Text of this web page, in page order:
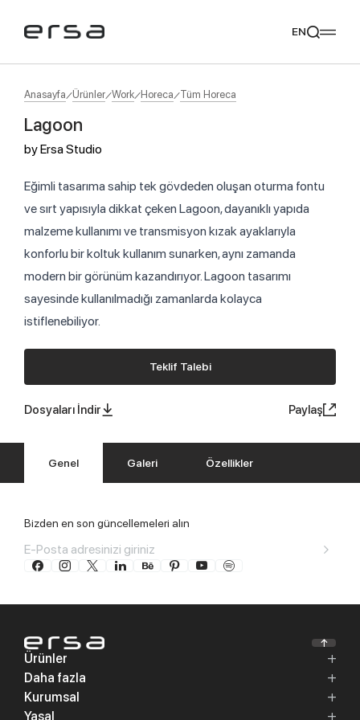
Popular searches
Tavsiye Ediyoruz
EN
Anasayfa Ürünler Work Horeca Tüm Horeca
Lagoon
byErsa Studio
Eğimli tasarıma sahip tek gövdeden oluşan oturma fontu
ve sırt yapısıyla dikkat çeken Lagoon, dayanıklı yapıda
malzeme kullanımı ve transmisyon kızak ayaklarıyla
konforlu bir koltuk kullanım sunarken, aynı zamanda
modern bir görünüm kazandırıyor. Lagoon tasarımı
sayesinde kullanılmadığı zamanlarda kolayca
istiflenebiliyor.
Teklif Talebi
Dosyaları İndir Paylaş
Genel Galeri Özellikler
Bizden en son güncellemeleri alın
Ürünler
Daha fazla
Kurumsal
Yasal